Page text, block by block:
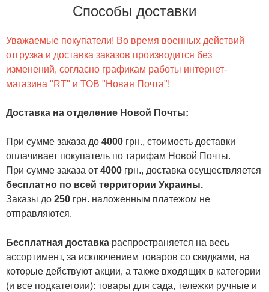
Способы доставки
Уважаемые покупатели! Во время военных действий
отгрузка и доставка заказов производится без
изменений, согласно графикам работы интернет-
магазина "RT" и ТОВ "Новая Почта"!
Доставка на отделение Новой Почты:
При сумме заказа до 4000 грн., стоимость доставки
оплачивает покупатель по тарифам Новой Почты.
При сумме заказа от 4000 грн., доставка осуществляется
бесплатно по всей территории Украины.
Заказы до 250 грн. наложенным платежом не
отправляются.
Бесплатная доставка распространяется на весь
ассортимент, за исключением товаров со скидками, на
которые действуют акции, а также входящих в категории
(и все подкатегоии): товары для сада, тележки ручные и